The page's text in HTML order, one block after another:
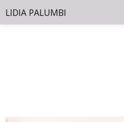
LIDIA PALUMBI